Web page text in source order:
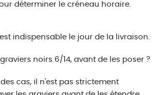
déterminer le créneau horaire.
indispensable le jour de la livraison.
noirs 6/14, avant de les poser ?
cas, il n'est pas strictement